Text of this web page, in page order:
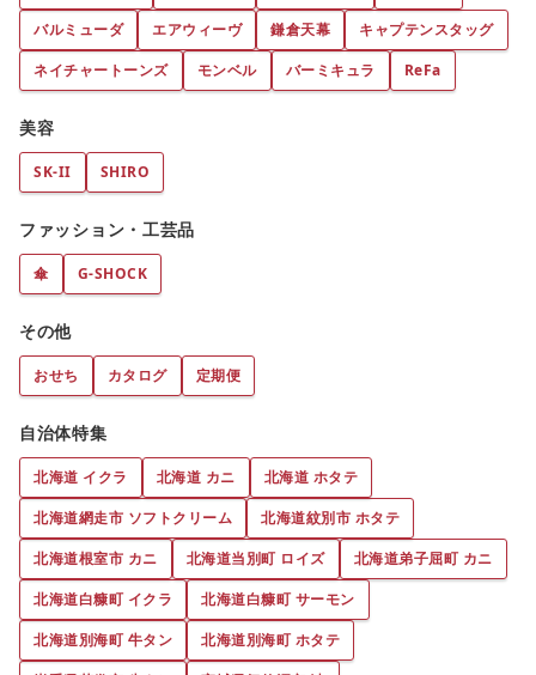
バルミューダ
エアウィーヴ 鎌倉天幕
キャプテンスタッグ
ネイチャートーンズ
モンベル バーミキュラ ReFa
美容
SK-II SHIRO
ファッション・工芸品
傘 G-SHOCK
その他
おせち カタログ 定期便
自治体特集
北海道 イクラ 北海道 カニ
北海道 ホタテ
北海道網走市 ソフトクリーム
北海道紋別市 ホタテ
北海道根室市 カニ
北海道当別町 ロイズ
北海道弟子屈町 カニ
北海道白糠町 イクラ
北海道白糠町 サーモン
北海道別海町 牛タン
北海道別海町 ホタテ